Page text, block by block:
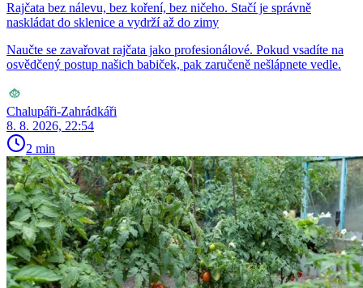
Rajčata bez nálevu, bez koření, bez ničeho. Stačí je správně
naskládat do sklenice a vydrží až do zimy
Naučte se zavařovat rajčata jako profesionálové. Pokud vsadíte na
osvědčený postup našich babiček, pak zaručeně nešlápnete vedle.
Chalupáři-Zahrádkáři
8. 8. 2026, 22:54
2 min